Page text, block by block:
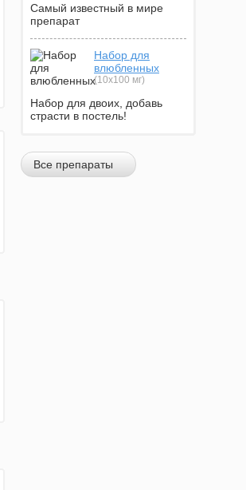
Самый известный в мире
препарат
Набор для
влюбленных
(10х100 мг)
Набор для двоих, добавь
страсти в постель!
Все препараты